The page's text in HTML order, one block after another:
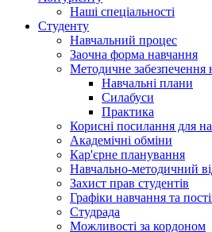
Наші спеціальності
Студенту
Навчальний процес
Заочна форма навчання
Методичне забезпечення
Навчальні плани
Силабуси
Практика
Корисні посилання для
Академічні обміни
Кар'єрне планування
Навчально-методичний
Захист прав студентів
Графіки навчання та
Студрада
Можливості за кордоном